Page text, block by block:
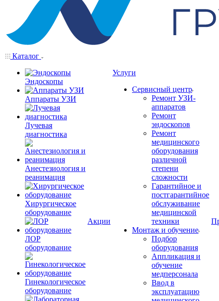
Каталог
Эндоскопы
Аппараты УЗИ
Лучевая
диагностика
Анестезиология и
реанимация
Хирургическое
оборудование
ЛОР
оборудование
Гинекологическое
оборудование
Акции
Услуги
Сервисный центр
Ремонт УЗИ-
аппаратов
Ремонт
эндоскопов
Ремонт
медицинского
оборудования
различной
степени
сложности
Гарантийное и
постгарантийное
обслуживание
медицинской
техники
Монтаж и обучение
Подбор
оборудования
Аппликация и
обучение
медперсонала
Ввод в
эксплуатацию